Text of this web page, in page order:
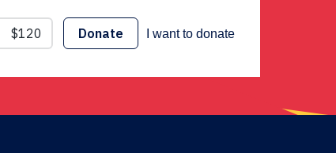
I want to donate